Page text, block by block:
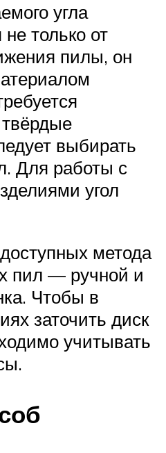
угла
только от
пилы, он
выбирать
Для работы с
угол
метода
пил — ручной и
Чтобы в
заточить диск
учитывать